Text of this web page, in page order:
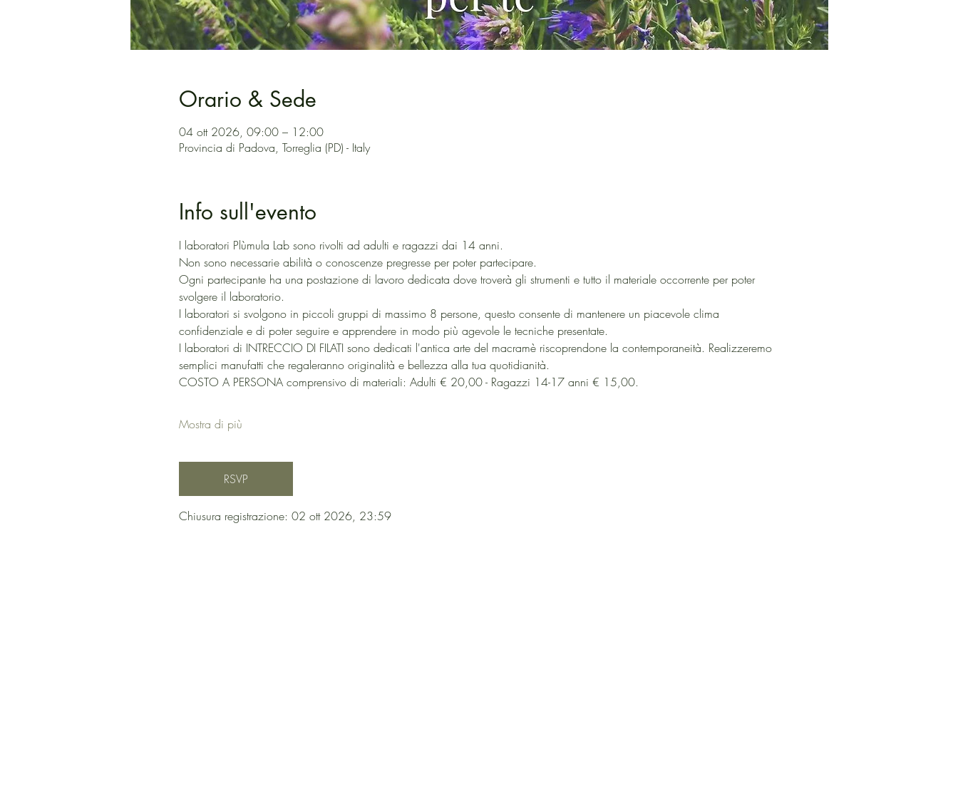
Orario & Sede
04 ott 2026, 09:00 – 12:00
Provincia di Padova, Torreglia (PD) - Italy
Info sull'evento
I laboratori Plùmula Lab sono rivolti ad adulti e ragazzi dai 14 anni.
Non sono necessarie abilità o conoscenze pregresse per poter partecipare.
Ogni partecipante ha una postazione di lavoro dedicata dove troverà gli strumenti e tutto il materiale occorrente per poter
svolgere il laboratorio.
I laboratori si svolgono in piccoli gruppi di massimo 8 persone, questo consente di mantenere un piacevole clima
confidenziale e di poter seguire e apprendere in modo più agevole le tecniche presentate.
I laboratori di INTRECCIO DI FILATI sono dedicati l'antica arte del macramè riscoprendone la contemporaneità. Realizzeremo
semplici manufatti che regaleranno originalità e bellezza alla tua quotidianità.
COSTO A PERSONA comprensivo di materiali: Adulti € 20,00 - Ragazzi 14-17 anni € 15,00.
Mostra di più
RSVP
Chiusura registrazione: 02 ott 2026, 23:59